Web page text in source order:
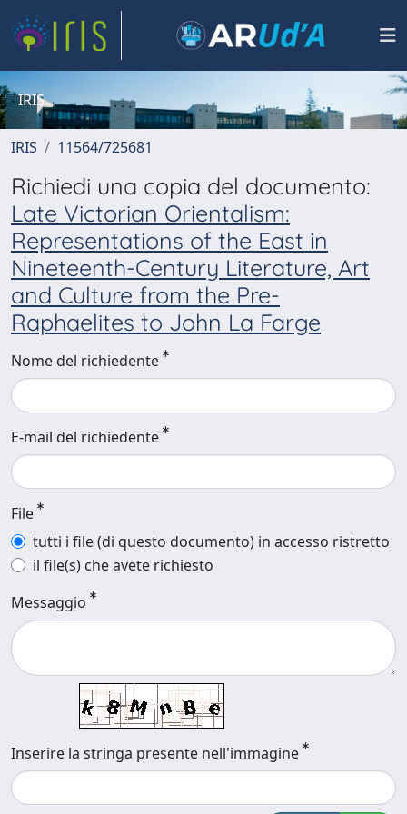
IRIS
IRIS 11564/725681
Richiedi una copia del documento:
Late Victorian Orientalism:
Representations of the East in
Nineteenth-Century Literature, Art
and Culture from the Pre-
Raphaelites to John La Farge
Nome del richiedente
E-mail del richiedente
File
tutti i file (di questo documento) in accesso ristretto
il file(s) che avete richiesto
Messaggio
Inserire la stringa presente nell'immagine